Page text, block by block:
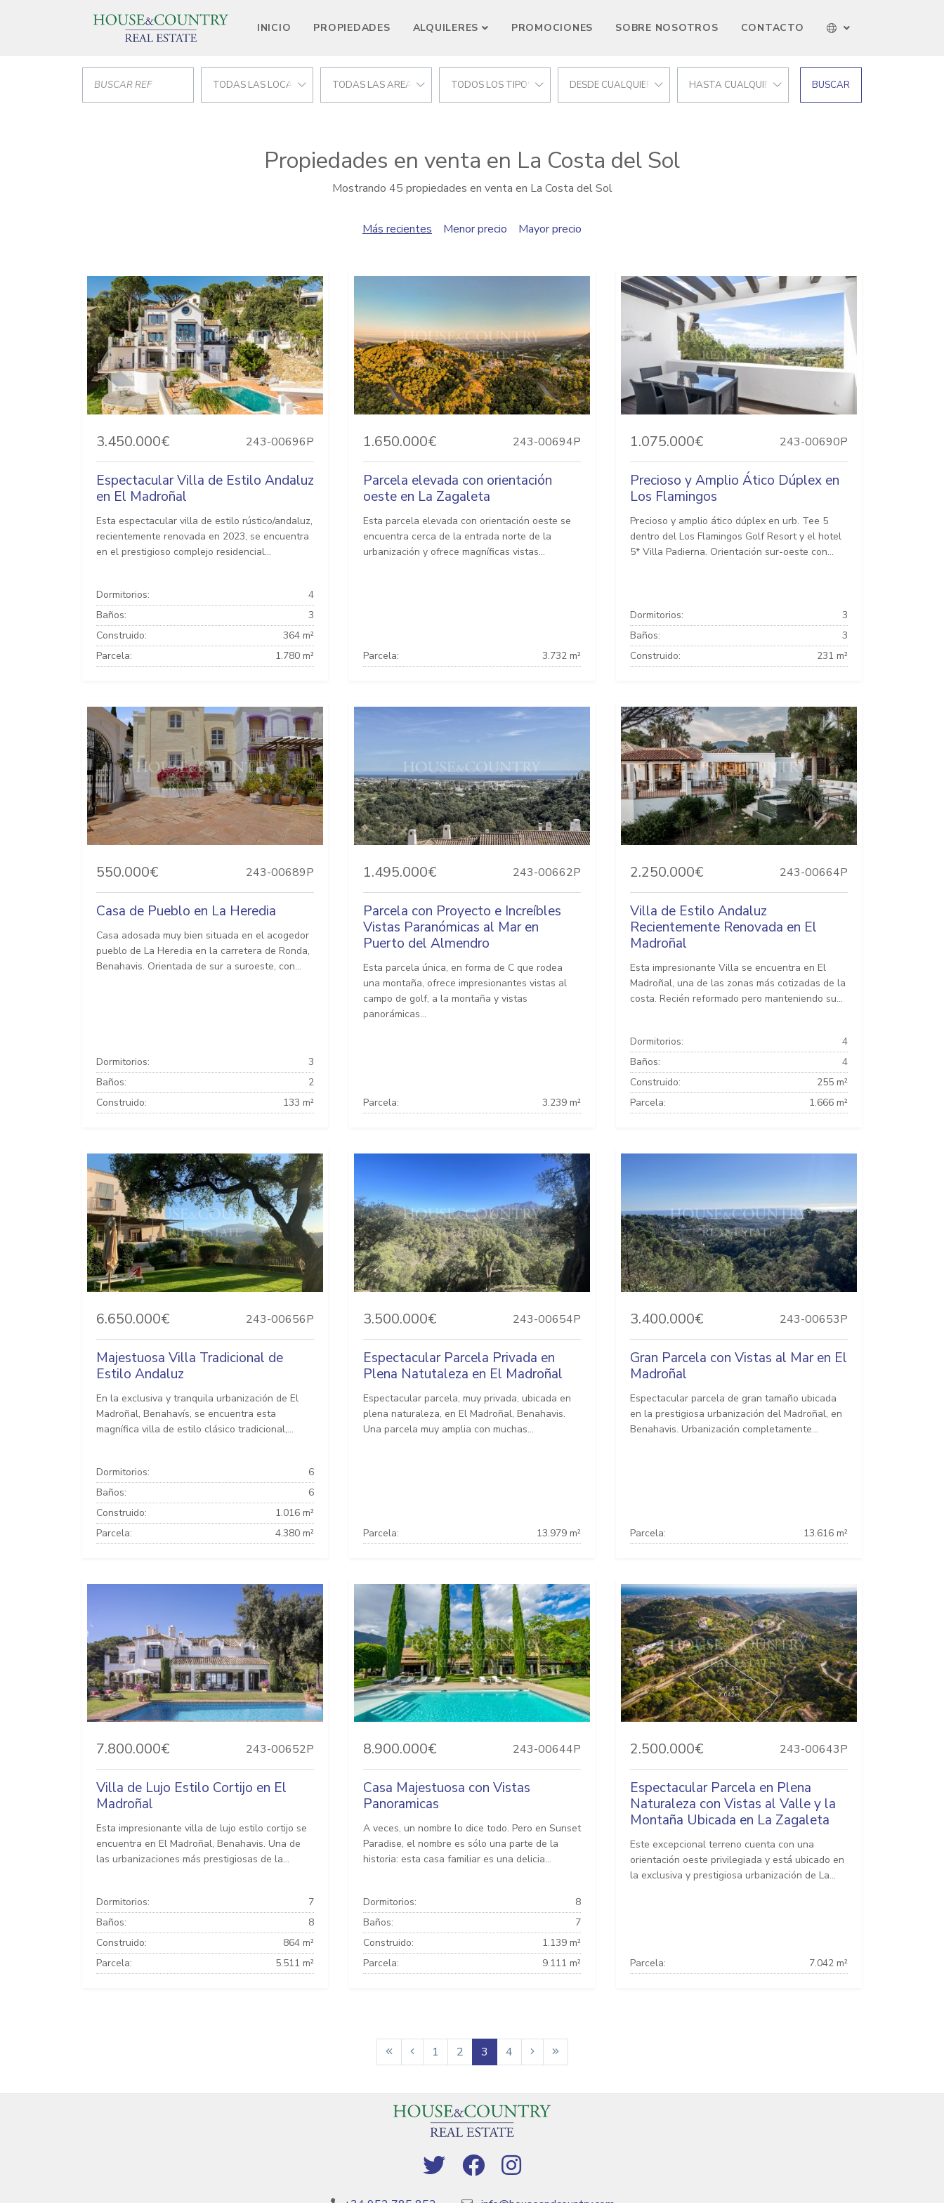
INICIO PROPIEDADES ALQUILERES PROMOCIONES SOBRE NOSOTROS CONTACTO
TODAS LAS LOCALIZACIONESTODAS LAS AREAS TODOS LOS TIPOS DESDE CUALQUIER PRECIO HASTA CUALQUIER PRECIO BUSCAR
Propiedades en venta en La Costa del Sol
Mostrando 45 propiedades en venta en La Costa del Sol
Más recientes Menor precio Mayor precio
3.450.000€ 243-00696P
Espectacular Villa de Estilo Andaluz
en El Madroñal
Esta espectacular villa de estilo rústico/andaluz,
recientemente renovada en 2023, se encuentra
en el prestigioso complejo residencial...
Dormitorios:
4
Baños:
3
Construido:
364 m²
Parcela:
1.780 m²
1.650.000€ 243-00694P
Parcela elevada con orientación
oeste en La Zagaleta
Esta parcela elevada con orientación oeste se
encuentra cerca de la entrada norte de la
urbanización y ofrece magníficas vistas...
Parcela: 3.732 m²
1.075.000€ 243-00690P
Precioso y Amplio Ático Dúplex en
Los Flamingos
Precioso y amplio ático dúplex en urb. Tee 5
dentro del Los Flamingos Golf Resort y el hotel
5* Villa Padierna. Orientación sur-oeste con...
Dormitorios:
3
Baños:
3
Construido:
231 m²
550.000€ 243-00689P
Casa de Pueblo en La Heredia
Casa adosada muy bien situada en el acogedor
pueblo de La Heredia en la carretera de Ronda,
Benahavis. Orientada de sur a suroeste, con...
Dormitorios:
3
Baños:
2
Construido:
133 m²
1.495.000€ 243-00662P
Parcela con Proyecto e Increíbles
Vistas Paranómicas al Mar en
Puerto del Almendro
Esta parcela única, en forma de C que rodea
una montaña, ofrece impresionantes vistas al
campo de golf, a la montaña y vistas
panorámicas...
Parcela: 3.239 m²
2.250.000€ 243-00664P
Villa de Estilo Andaluz
Recientemente Renovada en El
Madroñal
Esta impresionante Villa se encuentra en El
Madroñal, una de las zonas más cotizadas de la
costa. Recién reformado pero manteniendo su...
Dormitorios:
4
Baños:
4
Construido:
255 m²
Parcela:
1.666 m²
6.650.000€ 243-00656P
Majestuosa Villa Tradicional de
Estilo Andaluz
En la exclusiva y tranquila urbanización de El
Madroñal, Benahavís, se encuentra esta
magnífica villa de estilo clásico tradicional,...
Dormitorios:
6
Baños:
6
Construido:
1.016 m²
Parcela:
4.380 m²
3.500.000€ 243-00654P
Espectacular Parcela Privada en
Plena Natutaleza en El Madroñal
Espectacular parcela, muy privada, ubicada en
plena naturaleza, en El Madroñal, Benahavis.
Una parcela muy amplia con muchas...
Parcela: 13.979 m²
3.400.000€ 243-00653P
Gran Parcela con Vistas al Mar en El
Madroñal
Espectacular parcela de gran tamaño ubicada
en la prestigiosa urbanización del Madroñal, en
Benahavis. Urbanización completamente...
Parcela: 13.616 m²
7.800.000€ 243-00652P
Villa de Lujo Estilo Cortijo en El
Madroñal
Esta impresionante villa de lujo estilo cortijo se
encuentra en El Madroñal, Benahavis. Una de
las urbanizaciones más prestigiosas de la...
Dormitorios:
7
Baños:
8
Construido:
864 m²
Parcela:
5.511 m²
8.900.000€ 243-00644P
Casa Majestuosa con Vistas
Panoramicas
A veces, un nombre lo dice todo. Pero en Sunset
Paradise, el nombre es sólo una parte de la
historia: esta casa familiar es una delicia...
Dormitorios:
8
Baños:
7
Construido:
1.139 m²
Parcela:
9.111 m²
2.500.000€ 243-00643P
Espectacular Parcela en Plena
Naturaleza con Vistas al Valle y la
Montaña Ubicada en La Zagaleta
Este excepcional terreno cuenta con una
orientación oeste privilegiada y está ubicado en
la exclusiva y prestigiosa urbanización de La...
Parcela: 7.042 m²
1 2 3 4